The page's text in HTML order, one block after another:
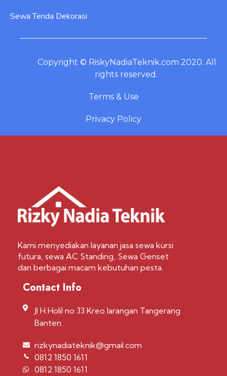
Sewa Tenda Dekorasi
Copyright © RiskyNadiaTeknik.com 2020. All
rights reserved.
Terms & Use
Privacy Policy
Kami menyediakan layanan jasa sewa kursi
futura, sewa AC Standing, Sewa Genset
dan berbagai macam kebutuhan pesta.
Contact Info
Jl H Holil no 33 Kreo larangan Tangerang
Banten.
rizkynadiateknik@gmail.com
0812 1850 1611
0812 1850 1611